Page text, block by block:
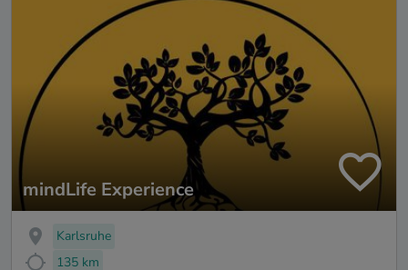
mindLife Experience
Karlsruhe
135 km